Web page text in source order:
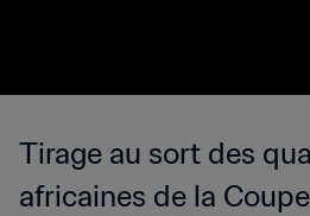
Tirage au sort des
africaines de la